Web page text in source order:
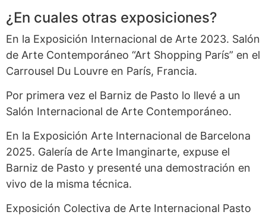
¿En cuales otras exposiciones?
En la Exposición Internacional de Arte 2023. Salón
de Arte Contemporáneo “Art Shopping París” en el
Carrousel Du Louvre en París, Francia.
Por primera vez el Barniz de Pasto lo llevé a un
Salón Internacional de Arte Contemporáneo.
En la Exposición Arte Internacional de Barcelona
2025. Galería de Arte Imanginarte, expuse el
Barniz de Pasto y presenté una demostración en
vivo de la misma técnica.
Exposición Colectiva de Arte Internacional Pasto